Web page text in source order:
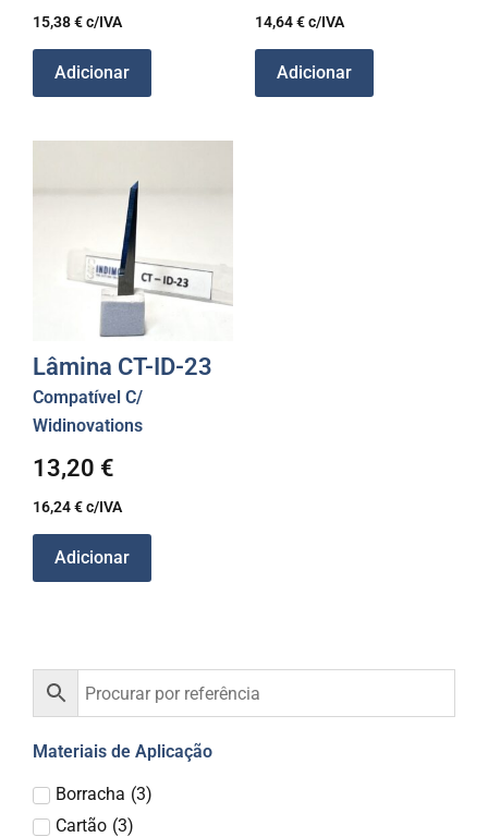
Materiais de Aplicação
Borracha (3)
Cartão (3)
15,38€c/IVA
Adicionar
14,64€c/IVA
Adicionar
Lâmina CT-ID-23
Compatível C/
Widinovations
13,20 €
16,24€c/IVA
Adicionar